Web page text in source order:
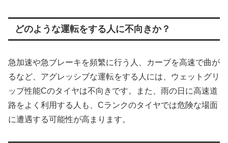
どのような運転をする人に不向きか？
急加速や急ブレーキを頻繁に行う人、カーブを高速で曲が
るなど、アグレッシブな運転をする人には、ウェットグリ
ップ性能Cのタイヤは不向きです。また、雨の日に高速道
路をよく利用する人も、Cランクのタイヤでは危険な場面
に遭遇する可能性が高まります。